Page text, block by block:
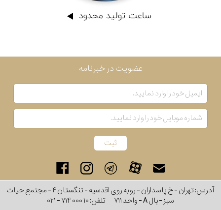
عضویت در خبرنامه
آدرس: تهران - خ پاسداران - رو به روی اقدسیه - تنگستان ۴ - مجتمع حیات
سبز - بال A - واحد ۷۱۱
تلفن:۰۲۱ - ۷۱۴ ۰۰۰ ۱۰